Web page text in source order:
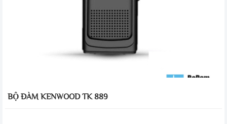
BỘ ĐÀM KENWOOD TK 889